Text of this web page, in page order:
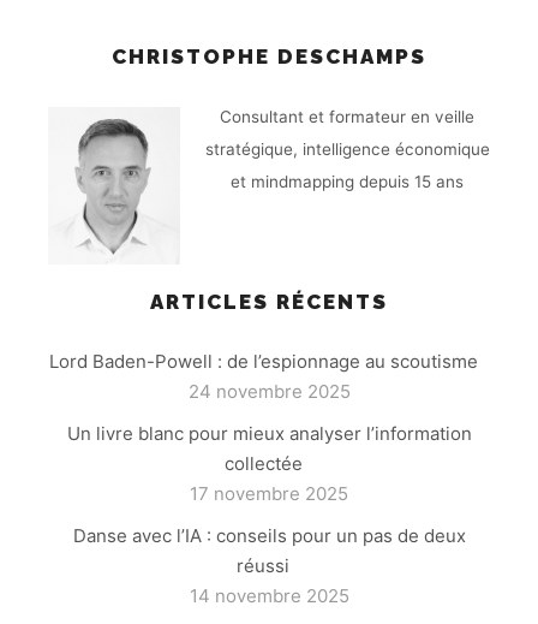
CHRISTOPHE DESCHAMPS
Consultant et formateur en veille
stratégique, intelligence économique
et mindmapping depuis 15 ans
ARTICLES RÉCENTS
Lord Baden-Powell : de l’espionnage au scoutisme
24 novembre 2025
Un livre blanc pour mieux analyser l’information
collectée
17 novembre 2025
Danse avec l’IA : conseils pour un pas de deux
réussi
14 novembre 2025